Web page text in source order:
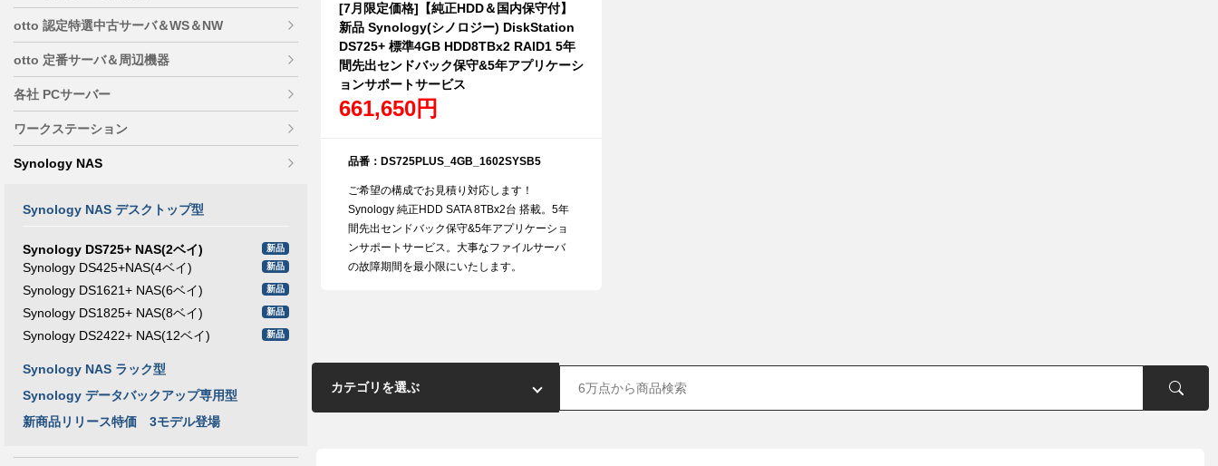
[7月限定価格]【純正HDD＆国内保守付】
新品 Synology(シノロジー) DiskStation
DS725+ 標準4GB HDD8TBx2 RAID1 5年
間先出センドバック保守&5年アプリケーシ
ョンサポートサービス
661,650円
品番：DS725PLUS_4GB_1602SYSB5
ご希望の構成でお見積り対応します！
Synology 純正HDD SATA 8TBx2台 搭載。5年
間先出センドバック保守&5年アプリケーショ
ンサポートサービス。大事なファイルサーバ
の故障期間を最小限にいたします。
otto 認定特選中古サーバ＆WS＆NW
otto 定番サーバ＆周辺機器
各社 PCサーバー
ワークステーション
Synology NAS
Synology NAS デスクトップ型
Synology DS725+ NAS(2ベイ) 新品
Synology DS425+NAS(4ベイ) 新品
Synology DS1621+ NAS(6ベイ) 新品
Synology DS1825+ NAS(8ベイ) 新品
Synology DS2422+ NAS(12ベイ) 新品
Synology NAS ラック型
Synology データバックアップ専用型
新商品リリース特価 3モデル登場